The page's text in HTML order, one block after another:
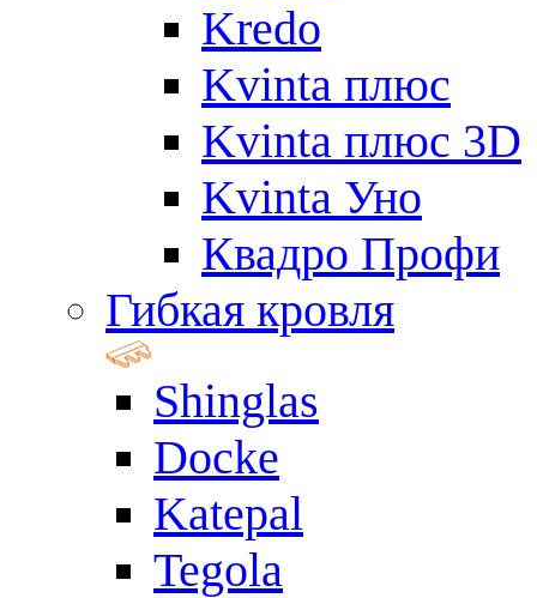
Kredo
Kvinta плюс
Kvinta плюс 3D
Kvinta Уно
Квадро Профи
Гибкая кровля
Shinglas
Docke
Katepal
Tegola